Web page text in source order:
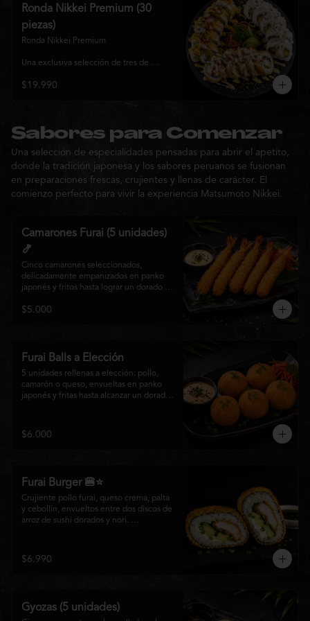
y sabor, ideal para compartir entre 3 y 4
Ronda Nikkei Premium (30
piezas)
Ronda Nikkei Premium
Una exclusiva selección de tres de
elaborados con ingredientes frescos y
pensada para compartir y descubrir la
esencia de Matsumoto Nikkei en cada
bocado.
$19.990
Sabores para Comenzar
Una selección de especialidades pensadas para abrir el apetito,
donde la tradición japonesa y los sabores peruanos se fusionan
en preparaciones frescas, crujientes y llenas de carácter. El
comienzo perfecto para vivir la experiencia Matsumoto Nikkei.
Camarones Furai (5 unidades)
🍤
Cinco camarones seleccionados,
delicadamente empanizados en panko
japonés y fritos hasta lograr un dorado
por dentro, acompañados de nuestra
nikkei.
$5.000
Furai Balls a Elección
5 unidades rellenas a elección: pollo,
camarón o queso, envueltas en panko
japonés y fritas hasta alcanzar un dorado
$6.000
Furai Burger 🍔⭐
Crujiente pollo furai, queso crema, palta
y cebollín, envueltos entre dos discos de
arroz de sushi dorados y nori.
tradición japonesa con el sabor nikkei en
cada bocado.
$6.990
Gyozas (5 unidades)